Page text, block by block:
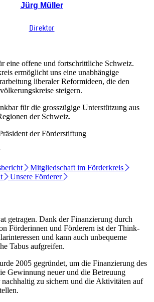
Jürg Müller
Direktor
eine offene und fortschrittliche Schweiz.
ermöglicht uns eine unabhängige
liberaler Reformideen, die den
steigern.
für die grosszügige Unterstützung aus
der Schweiz.
der Förderstiftung
Mitgliedschaft im Förderkreis
Unsere Förderer
getragen. Dank der Finanzierung durch
Förderinnen und Förderern ist der Think-
und kann auch unbequeme
Tabus aufgreifen.
2005 gegründet, um die Finanzierung des
Gewinnung neuer und die Betreuung
zu sichern und die Aktivitäten auf